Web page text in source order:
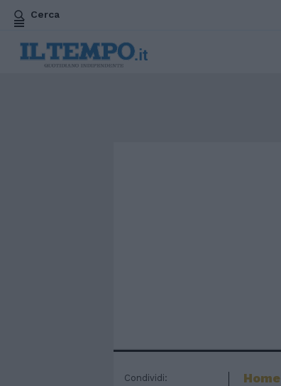
Cerca
Home
Condividi: